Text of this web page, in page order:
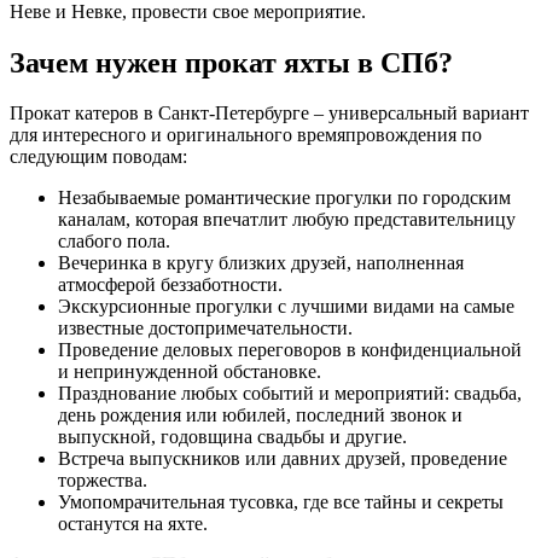
Неве и Невке, провести свое мероприятие.
Зачем нужен прокат яхты в СПб?
Прокат катеров в Санкт-Петербурге – универсальный вариант
для интересного и оригинального времяпровождения по
следующим поводам:
Незабываемые романтические прогулки по городским
каналам, которая впечатлит любую представительницу
слабого пола.
Вечеринка в кругу близких друзей, наполненная
атмосферой беззаботности.
Экскурсионные прогулки с лучшими видами на самые
известные достопримечательности.
Проведение деловых переговоров в конфиденциальной
и непринужденной обстановке.
Празднование любых событий и мероприятий: свадьба,
день рождения или юбилей, последний звонок и
выпускной, годовщина свадьбы и другие.
Встреча выпускников или давних друзей, проведение
торжества.
Умопомрачительная тусовка, где все тайны и секреты
останутся на яхте.